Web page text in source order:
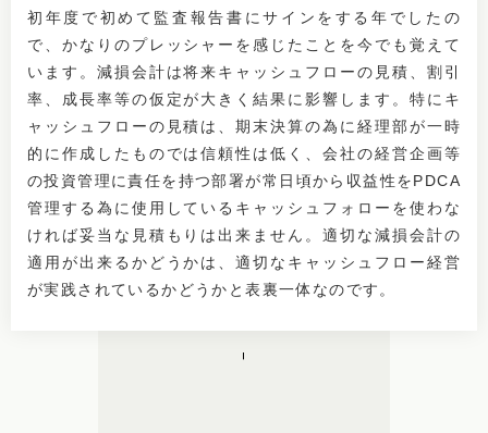
初年度で初めて監査報告書にサインをする年でしたの
で、かなりのプレッシャーを感じたことを今でも覚えて
います。減損会計は将来キャッシュフローの見積、割引
率、成長率等の仮定が大きく結果に影響します。特にキ
ャッシュフローの見積は、期末決算の為に経理部が一時
的に作成したものでは信頼性は低く、会社の経営企画等
の投資管理に責任を持つ部署が常日頃から収益性をPDCA
管理する為に使用しているキャッシュフォローを使わな
ければ妥当な見積もりは出来ません。適切な減損会計の
適用が出来るかどうかは、適切なキャッシュフロー経営
が実践されているかどうかと表裏一体なのです。